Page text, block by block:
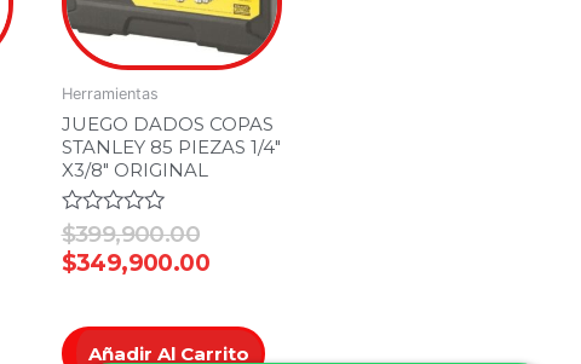
Herramientas
JUEGO DADOS COPAS
STANLEY 85 PIEZAS 1/4″
X3/8″ ORIGINAL
Valorado
en
0
$399,900.00
$349,900.00
Añadir Al Carrito